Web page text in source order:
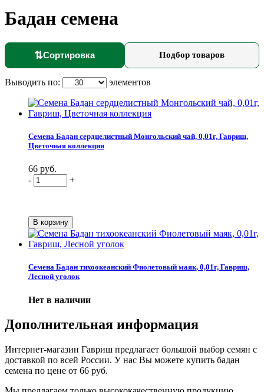
Бадан семена
⇅Сортировка Подбор товаров
Выводить по: элементов
Семена Бадан сердцелистный Монгольский чай, 0,01г, Гавриш,
Цветочная коллекция
66 руб.
-
+
Семена Бадан тихоокеанский Фиолетовый маяк, 0,01г, Гавриш,
Лесной уголок
Нет в наличии
Дополнительная информация
Интернет-магазин Гавриш предлагает большой выбор семян с
доставкой по всей России. У нас Вы можете купить бадан
семена по цене от 66 руб.